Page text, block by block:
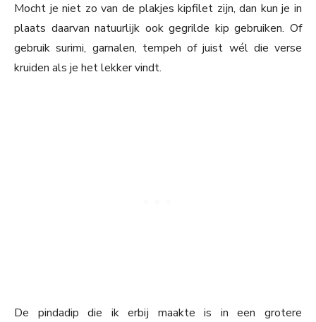
Mocht je niet zo van de plakjes kipfilet zijn, dan kun je in
plaats daarvan natuurlijk ook gegrilde kip gebruiken. Of
gebruik surimi, garnalen, tempeh of juist wél die verse
kruiden als je het lekker vindt.
De pindadip die ik erbij maakte is in een grotere